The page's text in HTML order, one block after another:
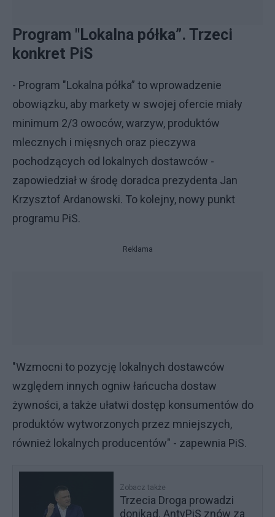
Program "Lokalna półka”. Trzeci
konkret PiS
- Program "Lokalna półka” to wprowadzenie
obowiązku, aby markety w swojej ofercie miały
minimum 2/3 owoców, warzyw, produktów
mlecznych i mięsnych oraz pieczywa
pochodzących od lokalnych dostawców -
zapowiedział w środę doradca prezydenta Jan
Krzysztof Ardanowski. To kolejny, nowy punkt
programu PiS.
Reklama
"Wzmocni to pozycję lokalnych dostawców
względem innych ogniw łańcucha dostaw
żywności, a także ułatwi dostęp konsumentów do
produktów wytworzonych przez mniejszych,
również lokalnych producentów" - zapewnia PiS.
Zobacz także
Trzecia Droga prowadzi
donikąd. AntyPiS znów za